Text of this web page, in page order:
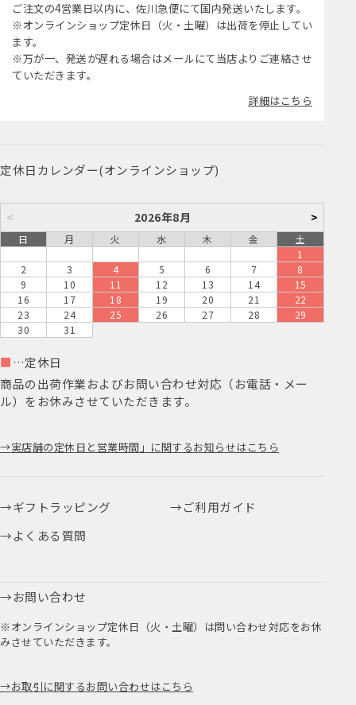
ご注文の4営業日以内に、佐川急便にて国内発送いたします。
※オンラインショップ定休日（火・土曜）は出荷を停止してい
ます。
※万が一、発送が遅れる場合はメールにて当店よりご連絡させ
ていただきます。
詳細はこちら
定休日カレンダー(オンラインショップ)
< 2026年8月 >
日 月 火 水 木 金
土
1
2
3 4 5 6 7
8
9
10 11 12 13 14
15
16
17 18 19 20 21
22
23
24 25 26 27 28
29
30
31
■ …定休日
商品の出荷作業およびお問い合わせ対応（お電話・メー
ル）をお休みさせていただきます。
実店舗の定休日と営業時間」に関するお知らせはこちら
ギフトラッピング
ご利用ガイド
よくある質問
お問い合わせ
※オンラインショップ定休日（火・土曜）は問い合わせ対応をお休
みさせていただきます。
お取引に関するお問い合わせはこちら